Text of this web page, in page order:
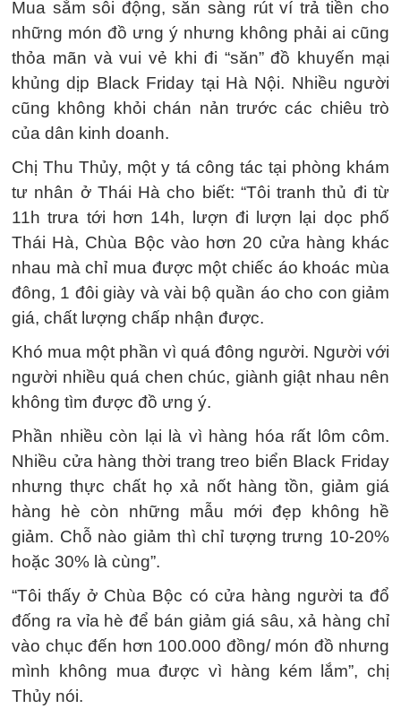
Mua sắm sôi động, sẵn sàng rút ví trả tiền cho
những món đồ ưng ý nhưng không phải ai cũng
thỏa mãn và vui vẻ khi đi “săn” đồ khuyến mại
khủng dịp Black Friday tại Hà Nội. Nhiều người
cũng không khỏi chán nản trước các chiêu trò
của dân kinh doanh.
Chị Thu Thủy, một y tá công tác tại phòng khám
tư nhân ở Thái Hà cho biết: “Tôi tranh thủ đi từ
11h trưa tới hơn 14h, lượn đi lượn lại dọc phố
Thái Hà, Chùa Bộc vào hơn 20 cửa hàng khác
nhau mà chỉ mua được một chiếc áo khoác mùa
đông, 1 đôi giày và vài bộ quần áo cho con giảm
giá, chất lượng chấp nhận được.
Khó mua một phần vì quá đông người. Người với
người nhiều quá chen chúc, giành giật nhau nên
không tìm được đồ ưng ý.
Phần nhiều còn lại là vì hàng hóa rất lôm côm.
Nhiều cửa hàng thời trang treo biển Black Friday
nhưng thực chất họ xả nốt hàng tồn, giảm giá
hàng hè còn những mẫu mới đẹp không hề
giảm. Chỗ nào giảm thì chỉ tượng trưng 10-20%
hoặc 30% là cùng”.
“Tôi thấy ở Chùa Bộc có cửa hàng người ta đổ
đống ra vỉa hè để bán giảm giá sâu, xả hàng chỉ
vào chục đến hơn 100.000 đồng/ món đồ nhưng
mình không mua được vì hàng kém lắm”, chị
Thủy nói.